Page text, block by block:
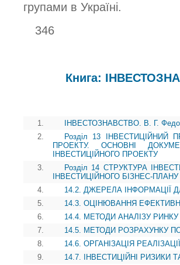
групами в Україні.
346
Книга:
1.
ІНВЕСТОЗНАВСТВО. В. Г.
2.
Розділ 13 ІНВЕСТИЦІЙНИЙ
ПРОЕКТУ. ОСНОВНІ
ІНВЕСТИЦІЙНОГО ПРОЕКТУ
3.
Розділ 14 СТРУКТУРА
ІНВЕСТИЦІЙНОГО БІЗНЕС-ПЛАНУ
4.
14.2. ДЖЕРЕЛА ІНФОРМАЦІЇ
5.
14.3. ОЦІНЮВАННЯ
6.
14.4. МЕТОДИ АНАЛІЗУ
7.
14.5. МЕТОДИ РОЗРАХУНКУ
8.
14.6. ОРГАНІЗАЦІЯ
9.
14.7. ІНВЕСТИЦІЙНІ РИЗИКИ